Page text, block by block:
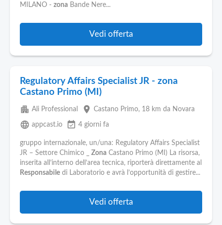
MILANO - zona Bande Nere...
Vedi offerta
Regulatory Affairs Specialist JR - zona
Castano Primo (MI)
apartment Ali Professional place Castano Primo, 18 km da Novara
language appcast.io event_available 4 giorni fa
gruppo internazionale, un/una: Regulatory Affairs Specialist
JR – Settore Chimico _ Zona Castano Primo (MI) La risorsa,
inserita all’interno dell’area tecnica, riporterà direttamente al
Responsabile di Laboratorio e avrà l’opportunità di gestire...
Vedi offerta